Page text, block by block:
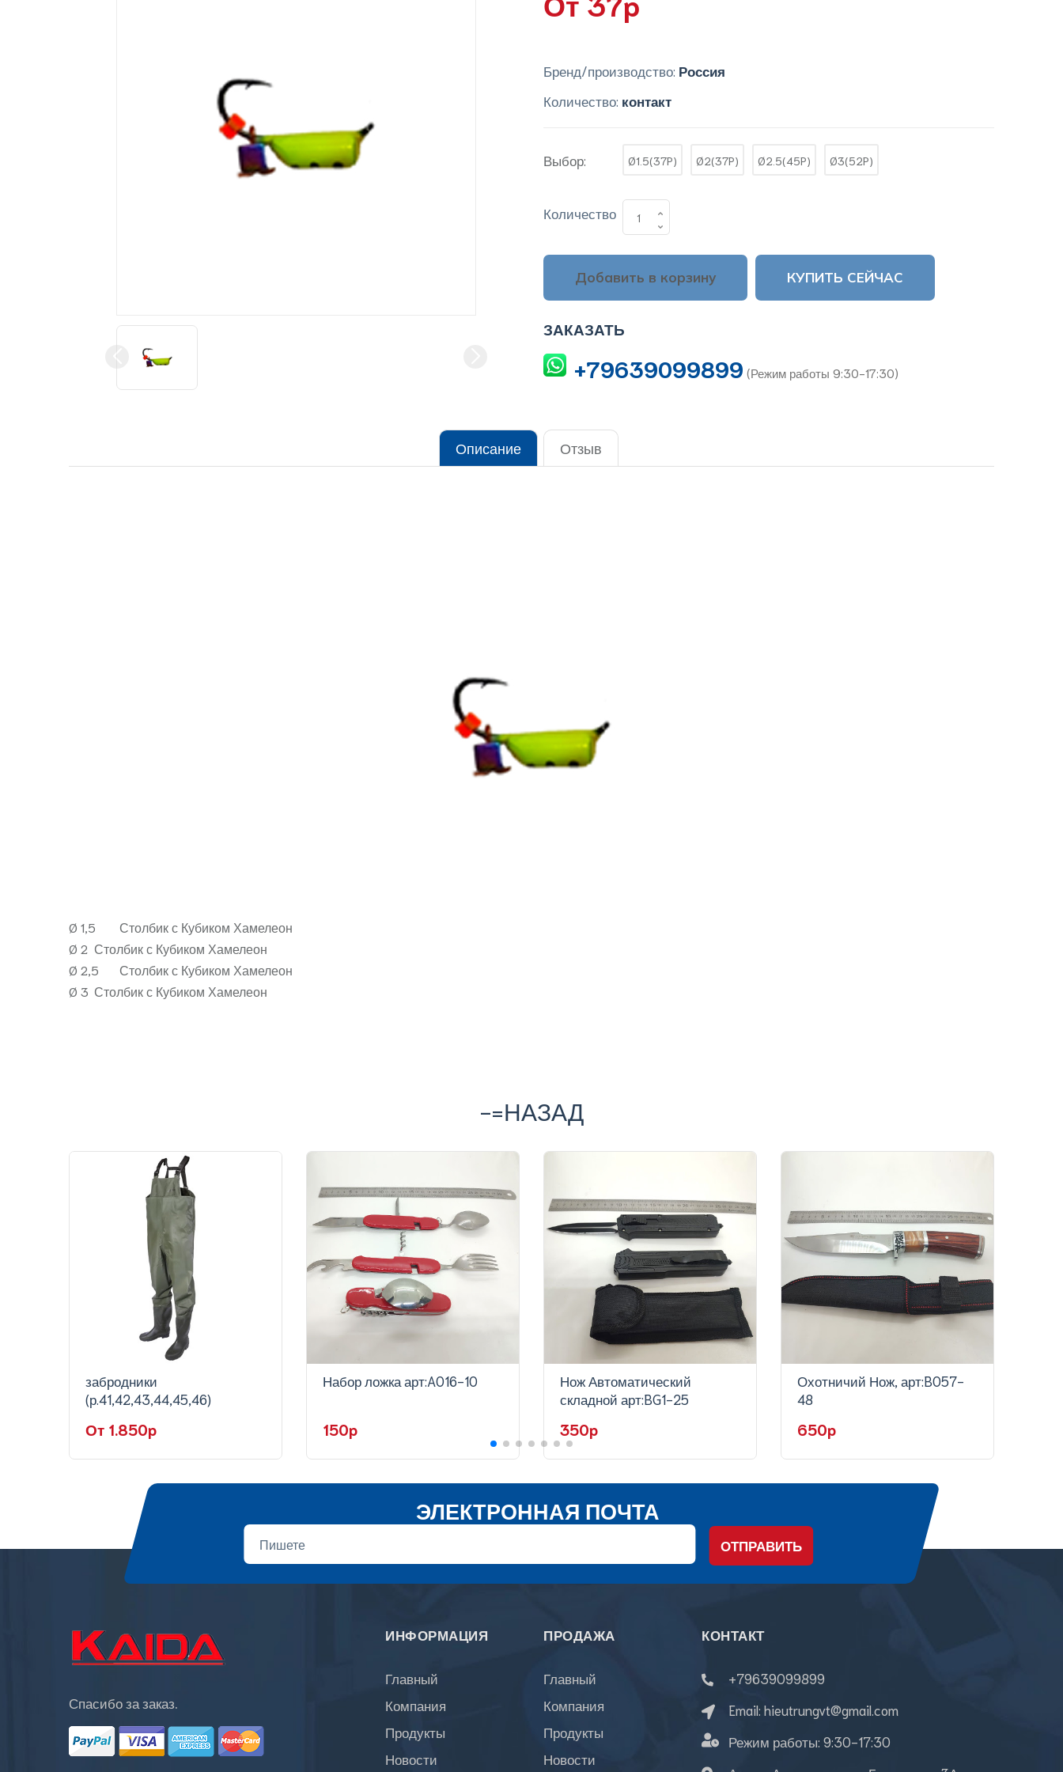
Бренд/производство: Россия
Количество: контакт
Выбор: Ø1.5(37P) Ø2(37P) Ø2.5(45P) Ø3(52P)
Количество
Добавить в корзину КУПИТЬ СЕЙЧАС
ЗАКАЗАТЬ
+79639099899 (Режим работы 9:30-17:30)
Описание Отзыв
Ø 1,5
Столбик с Кубиком Хамелеон
Ø 2 Столбик с Кубиком Хамелеон
Ø 2,5
Столбик с Кубиком Хамелеон
Ø 3 Столбик с Кубиком Хамелеон
-=НАЗАД
забродники
(р.41,42,43,44,45,46)
От 1.850p
Набор ложка арт:A016-10
150p
Нож Автоматический
складной арт:BG1-25
350p
Охотничий Нож, арт:B057-
48
650p
ЭЛЕКТРОННАЯ ПОЧТА
ОТПРАВИТЬ
Спасибо за заказ.
ИНФОРМАЦИЯ
Главный
Компания
Продукты
Новости
ПРОДАЖА
Главный
Компания
Продукты
Новости
КОНТАКТ
+79639099899
Email: hieutrungvt@gmail.com
Режим работы: 9:30-17:30